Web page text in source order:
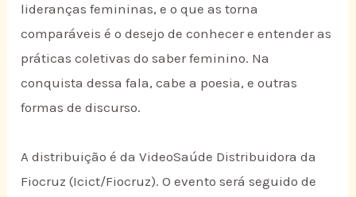
lideranças femininas, e o que as torna
comparáveis é o desejo de conhecer e entender as
práticas coletivas do saber feminino. Na
conquista dessa fala, cabe a poesia, e outras
formas de discurso.
A distribuição é da VideoSaúde Distribuidora da
Fiocruz (Icict/Fiocruz). O evento será seguido de